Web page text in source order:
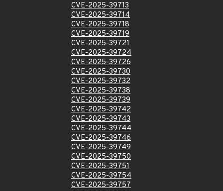
CVE-2025-39713
CVE-2025-39714
CVE-2025-39718
CVE-2025-39719
CVE-2025-39721
CVE-2025-39724
CVE-2025-39726
CVE-2025-39730
CVE-2025-39732
CVE-2025-39738
CVE-2025-39739
CVE-2025-39742
CVE-2025-39743
CVE-2025-39744
CVE-2025-39746
CVE-2025-39749
CVE-2025-39750
CVE-2025-39751
CVE-2025-39754
CVE-2025-39757